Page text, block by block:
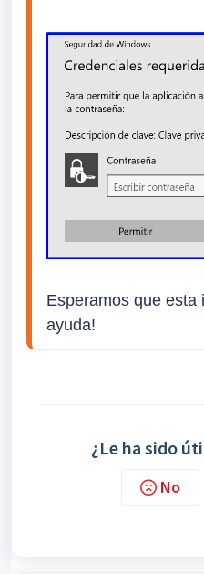
Esperamos que esta
ayuda!
¿Le ha sido
No